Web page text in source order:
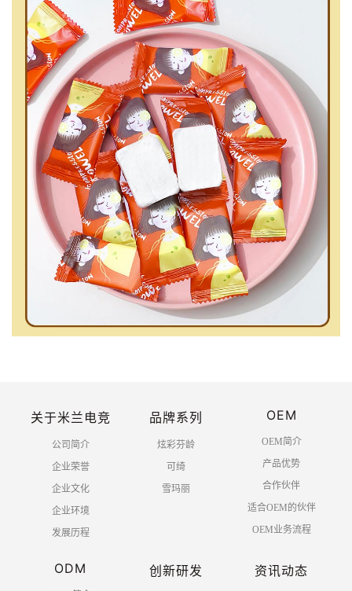
关于米兰电竞
公司简介
企业荣誉
企业文化
企业环境
发展历程
品牌系列
炫彩芬龄
可绮
雪玛丽
OEM
OEM简介
产品优势
合作伙伴
适合OEM的伙伴
OEM业务流程
ODM 创新研发 资讯动态